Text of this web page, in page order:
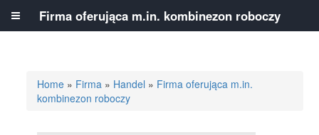
Home » Firma » Handel » Firma oferująca m.in.
kombinezon roboczy
Firma oferująca m.in. kombinezon roboczy